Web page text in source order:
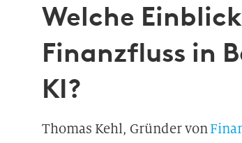
Welche
Finanzfluss in
KI?
Thomas Kehl, Gründer von